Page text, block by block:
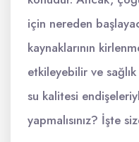
için nereden
kaynaklarının
etkileyebilir ve
su kalitesi
yapmalısınız? İşte